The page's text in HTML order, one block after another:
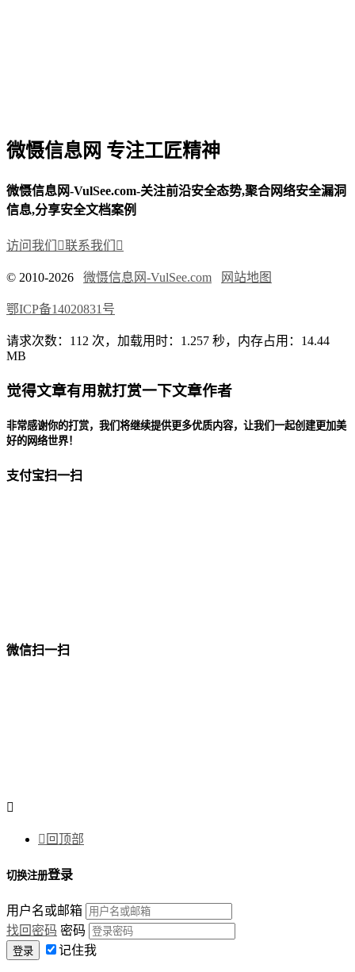
微慑信息网 专注工匠精神
微慑信息网-VulSee.com-关注前沿安全态势,聚合网络安全漏洞
信息,分享安全文档案例
访问我们 联系我们 
© 2010-2026 微慑信息网-VulSee.com 网站地图
鄂ICP备14020831号
请求次数：112 次，加载用时：1.257 秒，内存占用：14.44
MB
觉得文章有用就打赏一下文章作者
非常感谢你的打赏，我们将继续提供更多优质内容，让我们一起创建更加美
好的网络世界！
支付宝扫一扫
微信扫一扫

 回顶部
切换注册登录
用户名或邮箱
找回密码 密码
记住我